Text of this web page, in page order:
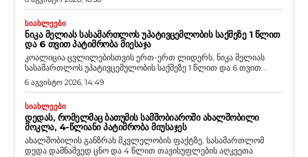
ᲡᲘᲐᲮᲚᲔᲔᲑᲘ
ᲜᲘᲙᲐ ᲛᲔᲚᲘᲐᲡ ᲡᲐᲡᲐᲛᲐᲠᲗᲚᲝᲡ ᲣᲞᲐᲢᲘᲕᲪᲔᲛᲚᲝᲑᲘᲡ ᲡᲐᲥᲛᲔᲖᲔ 1 ᲬᲚᲘᲗ
ᲓᲐ 6 ᲗᲕᲘᲗ ᲞᲐᲢᲘᲛᲠᲝᲑᲐ ᲛᲘᲔᲡᲐᲯᲐ
კოალიცია ცვლილებისთვის ერთ-ერთ ლიდერს, ნიკა მელიას
სასამართლოს უპატივცემულობის საქმეზე 1 წლით და 6 თვით...
6 აგვისტო 2026, 14:49
ᲡᲘᲐᲮᲚᲔᲔᲑᲘ
ᲓᲔᲓᲐᲡ, ᲠᲝᲛᲔᲚᲛᲐᲪ ᲑᲐᲗᲣᲛᲘᲡ ᲡᲐᲛᲨᲝᲑᲘᲐᲠᲝᲨᲘ ᲐᲮᲐᲚᲨᲝᲑᲘᲚᲘ
ᲛᲝᲙᲚᲐ, 4-ᲬᲚᲘᲐᲜᲘ ᲞᲐᲢᲘᲛᲠᲝᲑᲐ ᲛᲘᲣᲡᲐᲯᲔᲡ
ახალშობილის განზრახ მკვლელობის ფაქტზე, სასამართლომ
დედა დამნაშვედ ცნო და 4 წლით თავისუფლების აღკვეთა